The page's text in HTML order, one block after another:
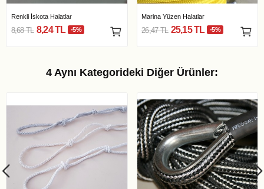
Renkli İskota Halatlar
8,68 TL 8,24 TL -5%
Marina Yüzen Halatlar
26,47 TL 25,15 TL -5%
4 Aynı Kategorideki Diğer Ürünler: